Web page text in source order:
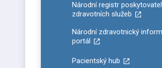
Národní registr
zdravotních služeb
Národní zdravotnický
portál
Pacientský hub